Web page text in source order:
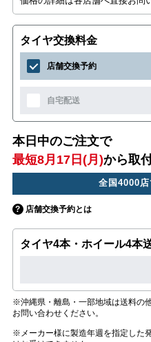
タイヤ交換料金
店舗交換予約
自宅配送
本日中のご注文で
最短8月17日(月)から取
全国4000
店舗交換予約とは
タイヤ4本・ホイール4本
※沖縄県・離島・一部地域は送料の
お問い合わせください。
※メーカー様に製造年週を指定した